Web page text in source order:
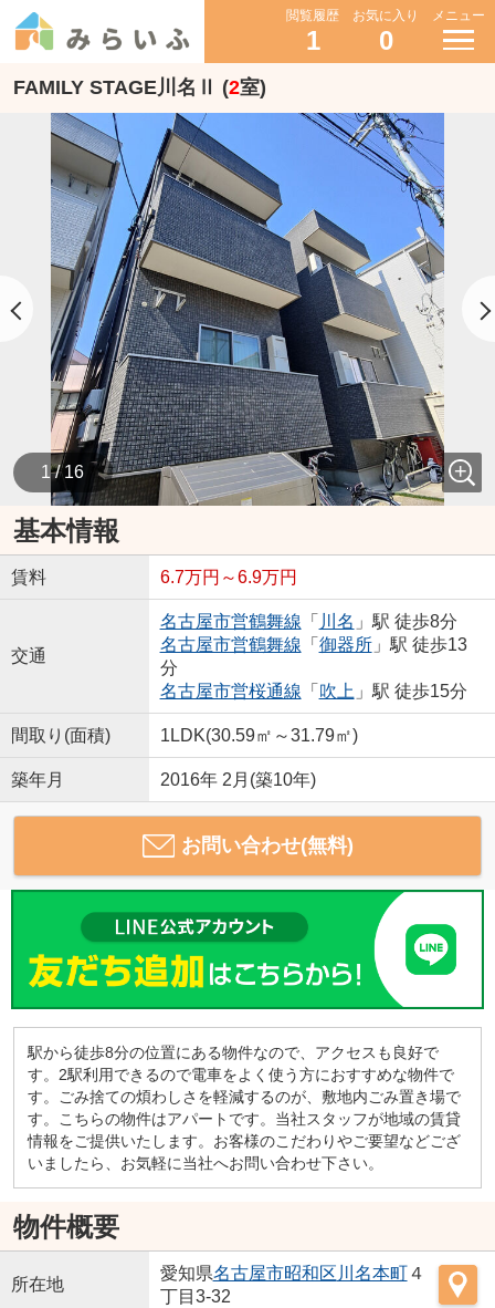
閲覧履歴
1
お気に入り
0
メニュー
FAMILY STAGE川名Ⅱ (2室)
1 / 16
基本情報
賃料 6.7万円～6.9万円
交通
名古屋市営鶴舞線 「 川名 」駅 徒歩8分
名古屋市営鶴舞線 「 御器所」駅 徒歩13
分
名古屋市営桜通線 「 吹上 」駅 徒歩15分
間取り(面積) 1LDK(30.59㎡～31.79㎡)
築年月 2016年 2月(築10年)
お問い合わせ(無料)
駅から徒歩8分の位置にある物件なので、アクセスも良好で
す。2駅利用できるので電車をよく使う方におすすめな物件で
す。ごみ捨ての煩わしさを軽減するのが、敷地内ごみ置き場で
す。こちらの物件はアパートです。当社スタッフが地域の賃貸
情報をご提供いたします。お客様のこだわりやご要望などござ
いましたら、お気軽に当社へお問い合わせ下さい。
物件概要
所在地
愛知県名古屋市昭和区川名本町４
丁目3-32